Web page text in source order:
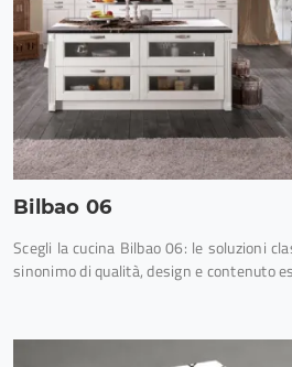
Bilbao 06
Scegli la cucina Bilbao 06: le soluzioni
sinonimo di qualità, design e contenuto